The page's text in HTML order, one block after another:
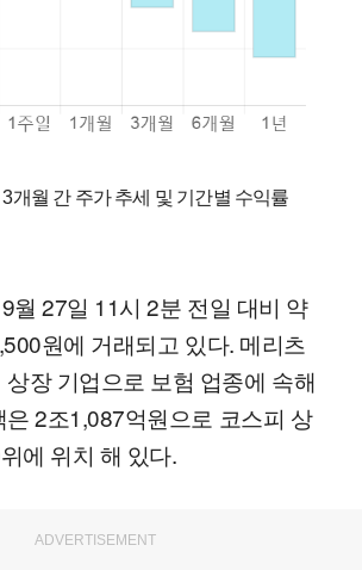
3개월 간 주가 추세 및 기간별 수익률
월 27일 11시 2분 전일 대비 약
원에 거래되고 있다. 메리츠
장 기업으로 보험 업종에 속해
2조1,087억원으로 코스피 상
에 위치 해 있다.
ADVERTISEMENT